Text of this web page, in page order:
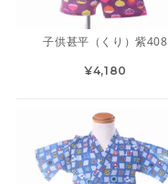
子供甚平（くり）紫408
¥4,180